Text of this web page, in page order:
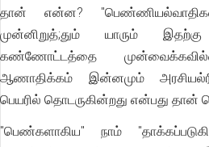
தான் என்ன?
முன்னிறுத்;தும் யாரும்
கண்ணோட்டத்தை
ஆணாதிக்கம் இன்னமும்
பெயரில் தொடருகின்றது என்பது தான்
"பெண்களாகிய" நாம்